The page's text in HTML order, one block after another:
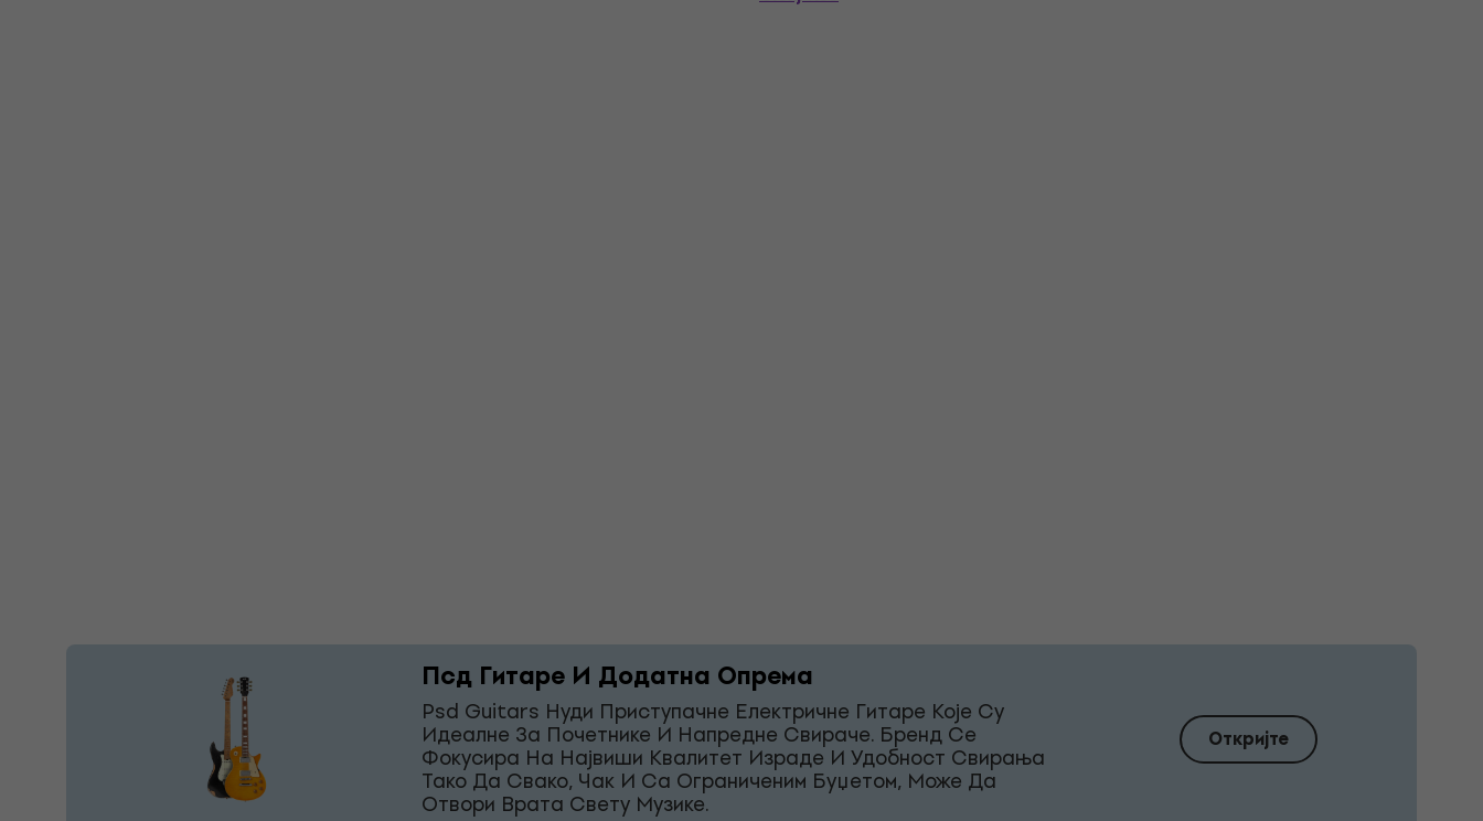
Псд Гитаре И Додатна Опрема
Psd Guitars Нуди Приступачне Електричне Гитаре Које Су
Идеалне За Почетнике И Напредне Свираче. Бренд Се
Фокусира На Највиши Квалитет Израде И Удобност Свирања
Тако Да Свако, Чак И Са Ограниченим Буџетом, Може Да
Отвори Врата Свету Музике.
Откријте